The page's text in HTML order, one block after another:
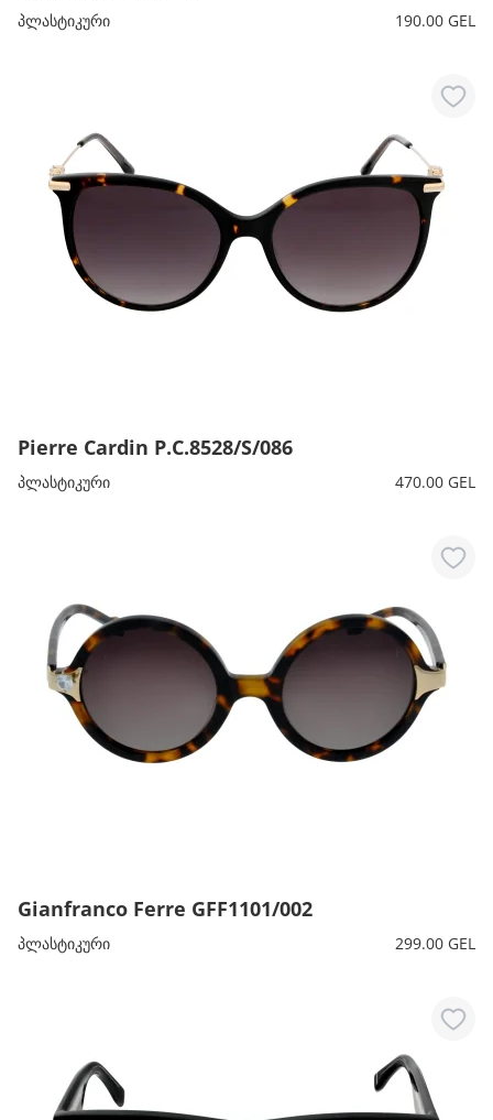
პლასტიკური 190.00 GEL
Pierre Cardin P.C.8528/S/086
პლასტიკური 470.00 GEL
Gianfranco Ferre GFF1101/002
პლასტიკური 299.00 GEL